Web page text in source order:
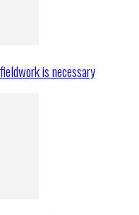
is necessary